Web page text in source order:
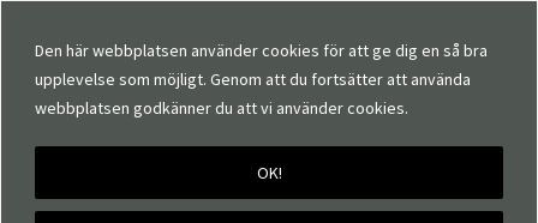
Den här webbplatsen använder cookies för att ge dig en så bra
upplevelse som möjligt. Genom att du fortsätter att använda
webbplatsen godkänner du att vi använder cookies.
OK!
Les Deux Desert Reg Shirt